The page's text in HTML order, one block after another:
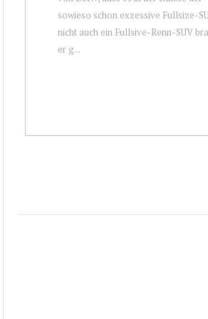
sowieso schon exzessive Fullsize-
nicht auch ein Fullsive-Renn-SUV
er g...